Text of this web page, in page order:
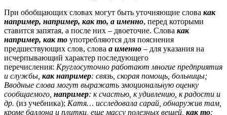
При обобщающих словах могут быть уточняющие слова как
например, например, как то, а именно, перед которыми
ставится запятая, а после них – двоеточие. Слова как
например, как то употребляются для пояснения
предшествующих слов, слова а именно – для указания на
исчерпывающий характер последующего
перечисления: Круглосуточно работают многие предприятия
и службы, как например: связь, скорая помощь, больницы;
Вводные слова могут выражать эмоциональную оценку
сообщаемого, например: к счастью, к удивлению, к радости и
др. (из учебника); Катя… исследовала сарай, обнаружив там,
кроме баллона и плитки, еще массу полезных вещей, как то: